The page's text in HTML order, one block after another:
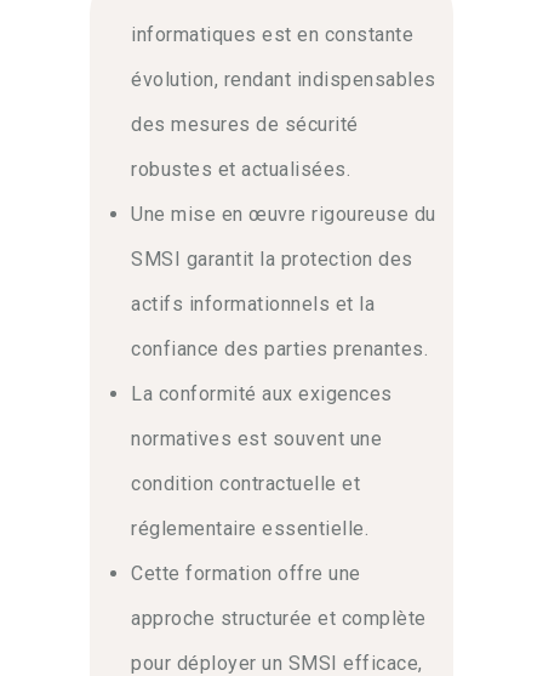
informatiques est en constante
évolution, rendant indispensables
des mesures de sécurité
robustes et actualisées.
Une mise en œuvre rigoureuse du
SMSI garantit la protection des
actifs informationnels et la
confiance des parties prenantes.
La conformité aux exigences
normatives est souvent une
condition contractuelle et
réglementaire essentielle.
Cette formation offre une
approche structurée et complète
pour déployer un SMSI efficace,